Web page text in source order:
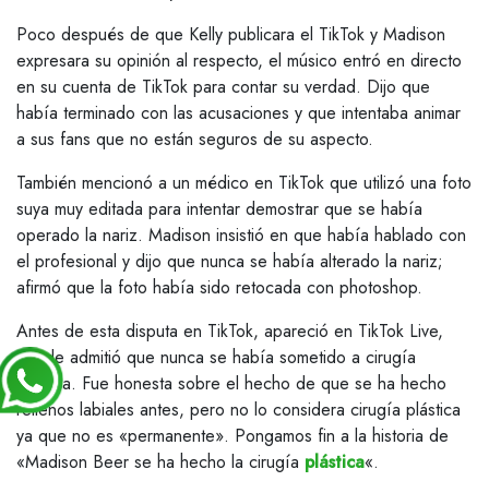
Poco después de que Kelly publicara el TikTok y Madison
expresara su opinión al respecto, el músico entró en directo
en su cuenta de TikTok para contar su verdad. Dijo que
había terminado con las acusaciones y que intentaba animar
a sus fans que no están seguros de su aspecto.
También mencionó a un médico en TikTok que utilizó una foto
suya muy editada para intentar demostrar que se había
operado la nariz. Madison insistió en que había hablado con
el profesional y dijo que nunca se había alterado la nariz;
afirmó que la foto había sido retocada con photoshop.
Antes de esta disputa en TikTok, apareció en TikTok Live,
donde admitió que nunca se había sometido a cirugía
plástica. Fue honesta sobre el hecho de que se ha hecho
rellenos labiales antes, pero no lo considera cirugía plástica
ya que no es «permanente». Pongamos fin a la historia de
«Madison Beer se ha hecho la cirugía plástica«.